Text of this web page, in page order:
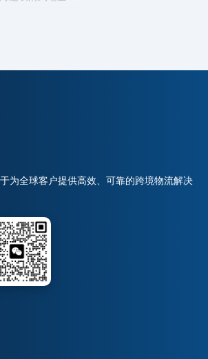
为全球客户提供高效、可靠的跨境物流解决